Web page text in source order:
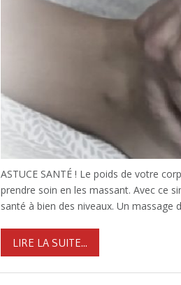
ASTUCE SANTÉ ! Le poids de votre
prendre soin en les massant. Avec ce
santé à bien des niveaux. Un massage
LIRE LA SUITE...